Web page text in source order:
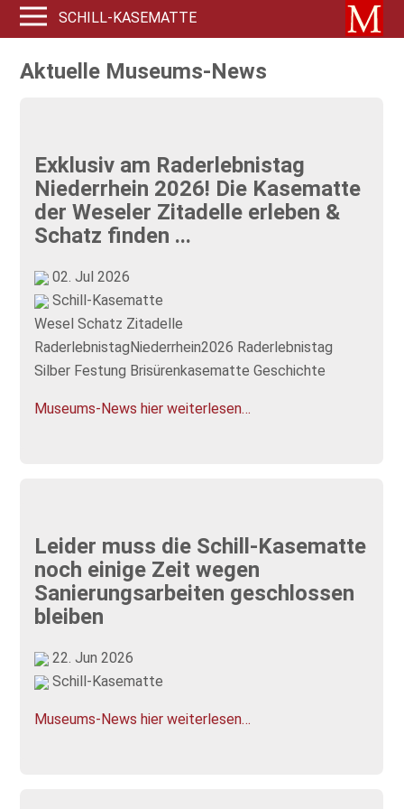
SCHILL-KASEMATTE
Aktuelle Museums-News
Exklusiv am Raderlebnistag
Niederrhein 2026! Die Kasematte
der Weseler Zitadelle erleben &
Schatz finden ...
02. Jul 2026
Schill-Kasematte
Wesel Schatz Zitadelle
RaderlebnistagNiederrhein2026 Raderlebnistag
Silber Festung Brisürenkasematte Geschichte
Museums-News hier weiterlesen…
Leider muss die Schill-Kasematte
noch einige Zeit wegen
Sanierungsarbeiten geschlossen
bleiben
22. Jun 2026
Schill-Kasematte
Museums-News hier weiterlesen…